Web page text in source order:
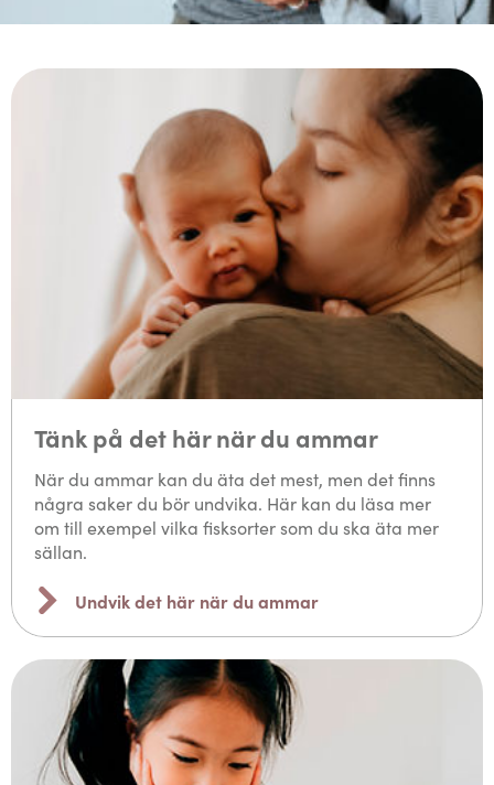
Tänk på det här när du ammar
När du ammar kan du äta det mest, men det finns
några saker du bör undvika. Här kan du läsa mer
om till exempel vilka fisksorter som du ska äta mer
sällan.
Undvik det här när du ammar